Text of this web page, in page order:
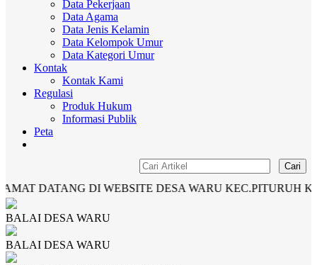
Data Pekerjaan
Data Agama
Data Jenis Kelamin
Data Kelompok Umur
Data Kategori Umur
Kontak
Kontak Kami
Regulasi
Produk Hukum
Informasi Publik
Peta
Cari
DATANG DI WEBSITE DESA WARU KEC.PITURUH
BALAI DESA WARU
BALAI DESA WARU